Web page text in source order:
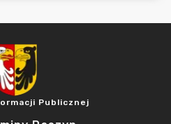
Publicznej